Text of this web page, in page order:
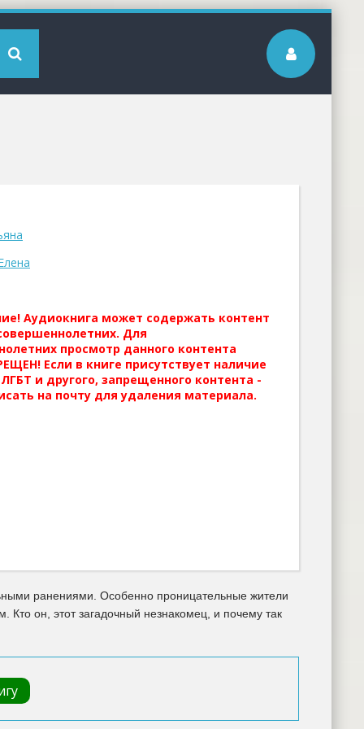
Аудиокнига может содержать контент
Для
просмотр данного контента
Если в книге присутствует наличие
и другого, запрещенного контента -
на почту для удаления материала.
ранениями. Особенно проницательные жители
Кто он, этот загадочный незнакомец, и почему так